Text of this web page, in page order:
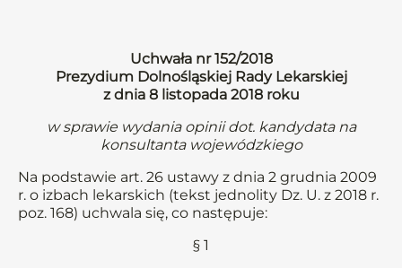
Uchwała nr 152/2018
Prezydium Dolnośląskiej Rady Lekarskiej
z dnia 8 listopada 2018 roku
w sprawie wydania opinii dot. kandydata na
konsultanta wojewódzkiego
Na podstawie art. 26 ustawy z dnia 2 grudnia 2009
r. o izbach lekarskich (tekst jednolity Dz. U. z 2018 r.
poz. 168) uchwala się, co następuje:
§ 1